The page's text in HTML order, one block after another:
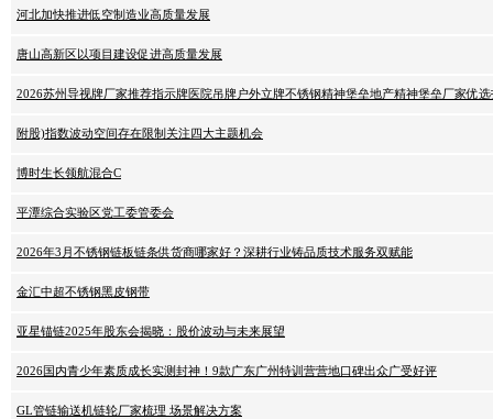
河北加快推进低空制造业高质量发展
唐山高新区以项目建设促进高质量发展
2026苏州导视牌厂家推荐指示牌医院吊牌户外立牌不锈钢精神堡垒地产精神堡垒厂家优
附股)指数波动空间存在限制关注四大主题机会
博时生长领航混合C
平潭综合实验区党工委管委会
2026年3月不锈钢链板链条供货商哪家好？深耕行业铸品质技术服务双赋能
金汇中超不锈钢黑皮钢带
亚星锚链2025年股东会揭晓：股价波动与未来展望
2026国内青少年素质成长实测封神！9款广东广州特训营营地口碑出众广受好评
GL管链输送机链轮厂家梳理 场景解决方案